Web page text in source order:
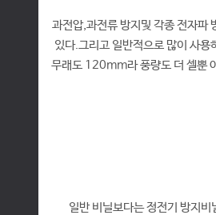
과전압,과전류 방지및 각종 전자파
있다.그리고 일반적으로 많이 사
무래도 120mm라 풍량도 더 셀뿐
일반 비닐보다는 정전기 방지